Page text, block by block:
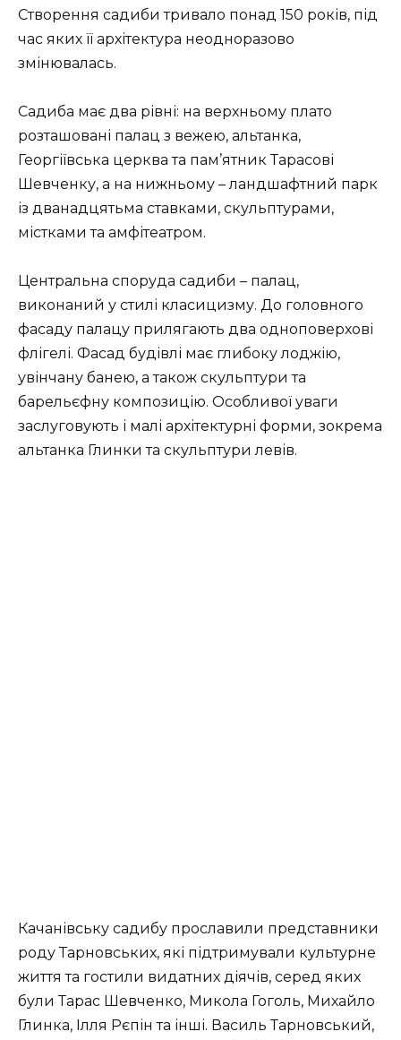
Створення садиби тривало понад 150 років, під
час яких її архітектура неодноразово
змінювалась.
Садиба має два рівні: на верхньому плато
розташовані палац з вежею, альтанка,
Георгіївська церква та пам’ятник Тарасові
Шевченку, а на нижньому – ландшафтний парк
із дванадцятьма ставками, скульптурами,
містками та амфітеатром.
Центральна споруда садиби – палац,
виконаний у стилі класицизму. До головного
фасаду палацу прилягають два одноповерхові
флігелі. Фасад будівлі має глибоку лоджію,
увінчану банею, а також скульптури та
барельєфну композицію. Особливої уваги
заслуговують і малі архітектурні форми, зокрема
альтанка Глинки та скульптури левів.
Качанівську садибу прославили представники
роду Тарновських, які підтримували культурне
життя та гостили видатних діячів, серед яких
були Тарас Шевченко, Микола Гоголь, Михайло
Глинка, Ілля Рєпін та інші. Василь Тарновський,